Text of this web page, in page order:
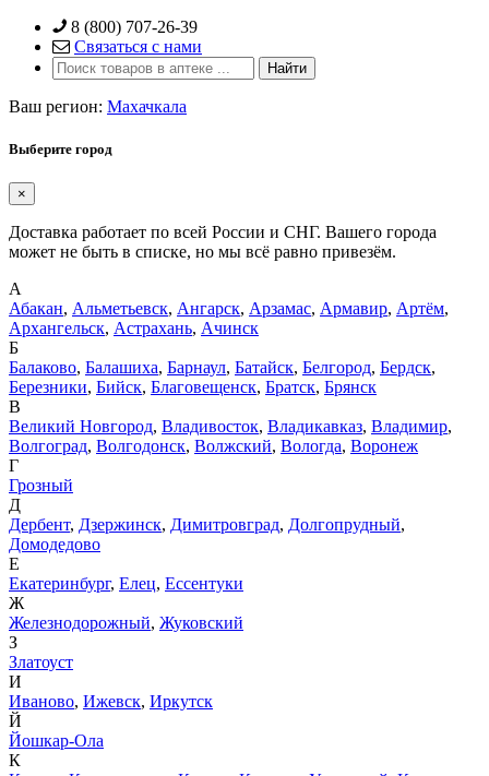
Skip
content
8 (800) 707-26-39
Связаться с нами
Ваш регион: Махачкала
Выберите город
×
Доставка работает по всей России и СНГ. Вашего города
может не быть в списке, но мы всё равно привезём.
А
Абакан, Альметьевск, Ангарск, Арзамас, Армавир, Артём,
Архангельск, Астрахань, Ачинск
Б
Балаково, Балашиха, Барнаул, Батайск, Белгород, Бердск,
Березники, Бийск, Благовещенск, Братск, Брянск
В
Великий Новгород, Владивосток, Владикавказ, Владимир,
Волгоград, Волгодонск, Волжский, Вологда, Воронеж
Г
Грозный
Д
Дербент, Дзержинск, Димитровград, Долгопрудный,
Домодедово
Е
Екатеринбург, Елец, Ессентуки
Ж
Железнодорожный, Жуковский
З
Златоуст
И
Иваново, Ижевск, Иркутск
Й
Йошкар-Ола
К